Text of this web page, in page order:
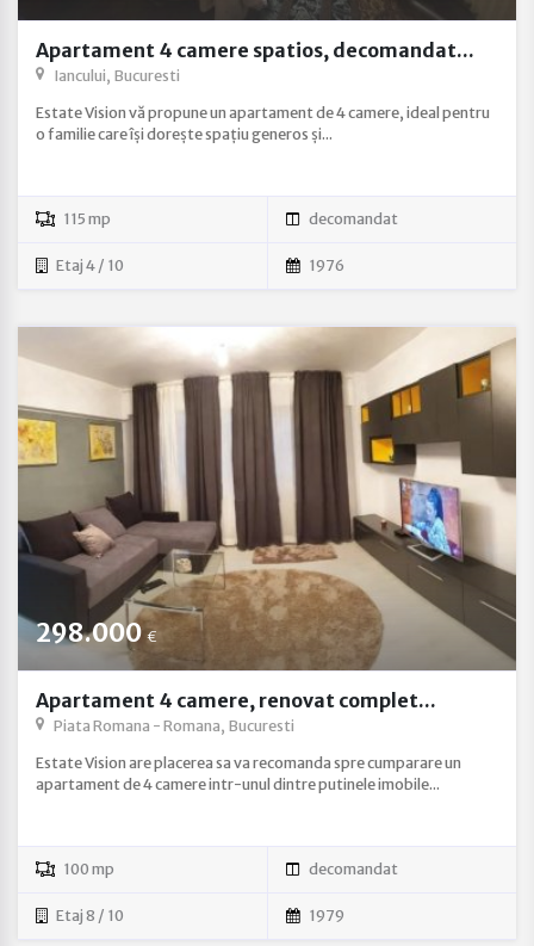
Apartament 4 camere spatios, decomandat...
Iancului, Bucuresti
Estate Vision vă propune un apartament de 4 camere, ideal pentru
o familie care își dorește spațiu generos și...
115 mp decomandat
Etaj 4 / 10 1976
298.000 €
Apartament 4 camere, renovat complet...
Piata Romana - Romana, Bucuresti
Estate Vision are placerea sa va recomanda spre cumparare un
apartament de 4 camere intr-unul dintre putinele imobile...
100 mp decomandat
Etaj 8 / 10 1979